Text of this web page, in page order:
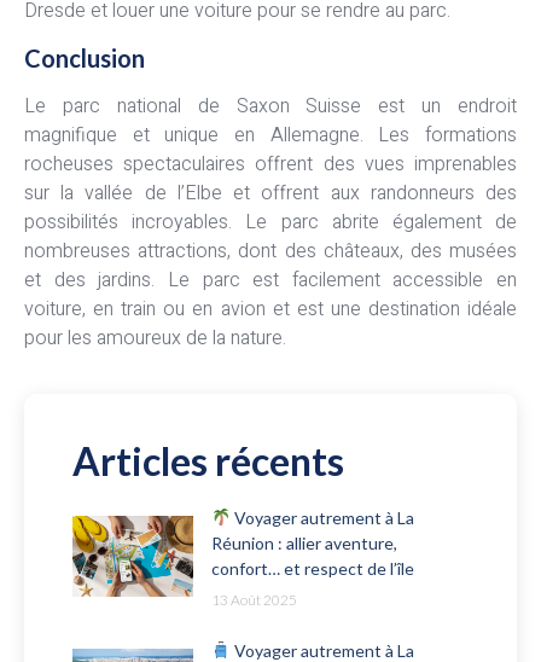
Dresde et louer une voiture pour se rendre au parc.
Conclusion
Le parc national de Saxon Suisse est un endroit
magnifique et unique en Allemagne. Les formations
rocheuses spectaculaires offrent des vues imprenables
sur la vallée de l’Elbe et offrent aux randonneurs des
possibilités incroyables. Le parc abrite également de
nombreuses attractions, dont des châteaux, des musées
et des jardins. Le parc est facilement accessible en
voiture, en train ou en avion et est une destination idéale
pour les amoureux de la nature.
Articles récents
Voyager autrement à La
Réunion : allier aventure,
confort… et respect de l’île
13 Août 2025
Voyager autrement à La